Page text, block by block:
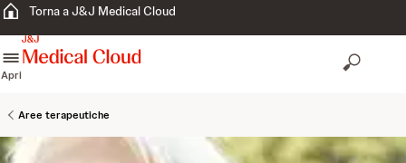
Torna a J&J Medical Cloud
Apri
Aree terapeutiche